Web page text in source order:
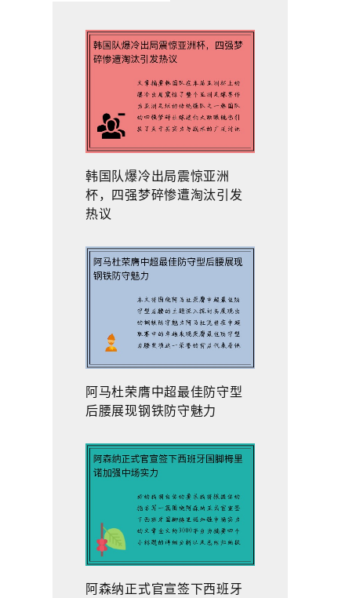
韩国队爆冷出局震惊亚洲
杯，四强梦碎惨遭淘汰引发
热议
阿马杜荣膺中超最佳防守型
后腰展现钢铁防守魅力
阿森纳正式官宣签下西班牙